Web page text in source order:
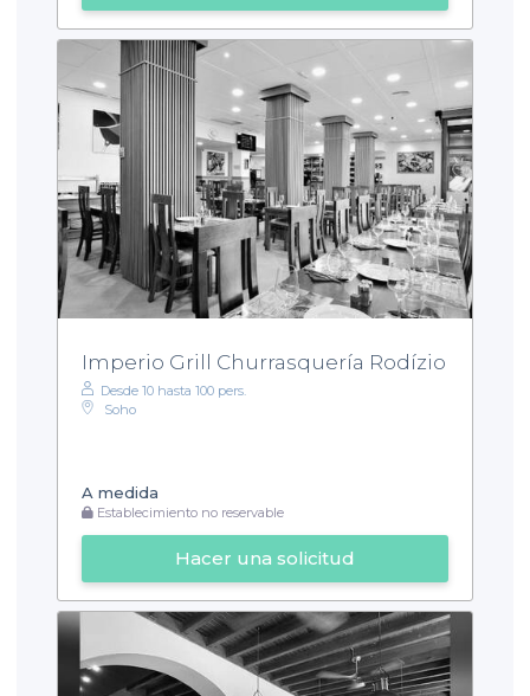
Imperio Grill Churrasquería Rodízio
Desde 10 hasta 100 pers.
Soho
A medida
Establecimiento no reservable
Hacer una solicitud